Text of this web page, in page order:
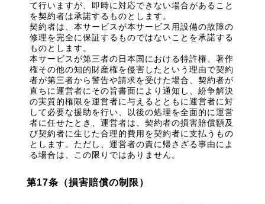
て行いますが、即時に対応できない場合があること
を契約者は承諾するものとします。
契約者は、本サービスが本サービス用設備の故障の
修理を完全に保証するものではないことを承諾する
ものとします。
本サービスが第三者の日本国における特許権、著作
権その他の知的財産権を侵害したという理由で契約
者が第三者から警告や請求を受けた場合、契約者が
直ちに運営者にその旨書面により通知し、紛争解決
の実質的権限を運営者に与えるとともに運営者に対
して必要な援助を行い、以後の処理を全面的に運営
者に任せたとき、運営者は、契約者の損害賠償額及
び契約者に生じた合理的費用を契約者に支払うもの
とします。ただし、運営者の責に帰さざる事由によ
る場合は、この限りではありません。
第17条（損害賠償の制限）